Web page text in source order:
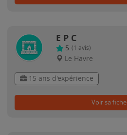
E P C
5 (1 avis)
Le Havre
15 ans d'expérience
Voir sa fiche